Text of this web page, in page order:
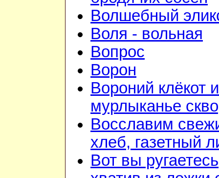
Волшебный
Воля - вольная
Вопрос
Ворон
Вороний клёкот и
мурлыканье
Восславим
хлеб, газетный
Вот вы